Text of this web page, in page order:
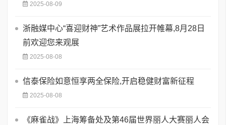
2025-08-09
浙融媒中心“喜迎财神”艺术作品展拉开帷幕,8月28日
前欢迎您来观展
2025-08-08
信泰保险如意恒享两全保险,开启稳健财富新征程
2025-08-08
《麻雀战》上海筹备处及第46届世界丽人大赛丽人会